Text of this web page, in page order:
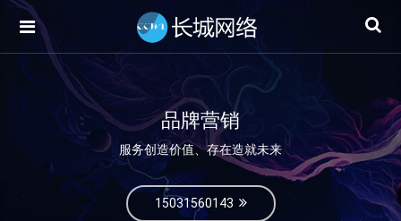
品牌营销
服务创造价值、存在造就未来
15031560143